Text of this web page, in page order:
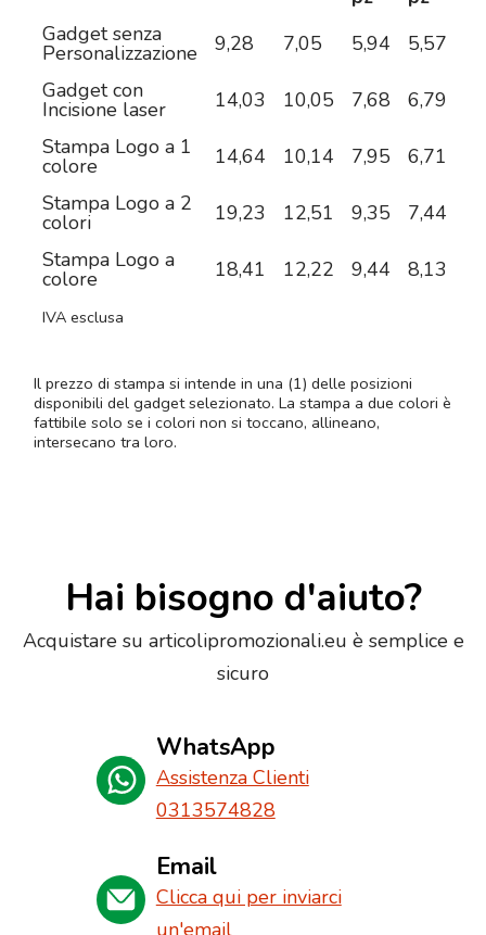
Gadget senza
Personalizzazione 9,28 7,05 5,94 5,57
Gadget con
Incisione laser 14,03 10,05 7,68 6,79
Stampa Logo a 1
colore 14,64 10,14 7,95 6,71
Stampa Logo a 2
colori 19,23 12,51 9,35 7,44
Stampa Logo a
colore 18,41 12,22 9,44 8,13
IVA esclusa
Il prezzo di stampa si intende in una (1) delle posizioni
disponibili del gadget selezionato. La stampa a due colori è
fattibile solo se i colori non si toccano, allineano,
intersecano tra loro.
Hai bisogno d'aiuto?
Acquistare su articolipromozionali.eu è semplice e
sicuro
WhatsApp
Assistenza Clienti
0313574828
Email
Clicca qui per inviarci
un'email